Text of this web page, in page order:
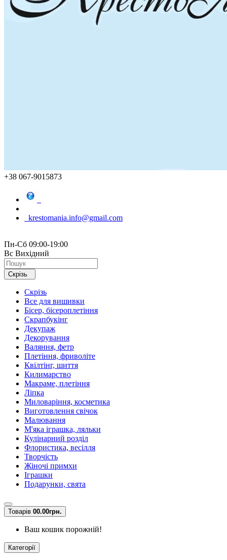
+38 067-9015873
krestomania.info@gmail.com
Пн-Сб 09:00-19:00
Вс Вихідний
Скрізь
Скрізь
Все для вишивки
Бісер, бісероплетіння
Скрапбукінг
Декупаж
Декорування
Валяння, фетр
Плетіння, фриволіте
Квілтінг, шиття
Килимарство
Макраме, плетіння
Ліпка
Миловаріння, косметика
Виготовлення свічок
Малювання
М'яка іграшка, ляльки
Кулінарний розділ
Флористика, весілля
Творчість
Жіночі примхи
Іграшки
Подарунки, свята
Товарів 00.00грн.
Ваш кошик порожній!
Категорії